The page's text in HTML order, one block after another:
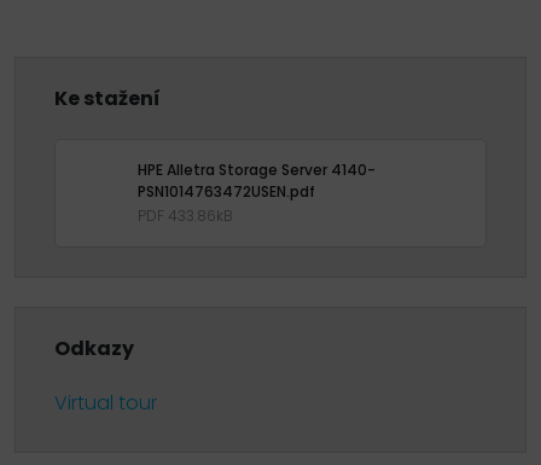
Ke stažení
HPE Alletra Storage Server 4140-
PSN1014763472USEN.pdf
PDF 433.86kB
Odkazy
Virtual tour